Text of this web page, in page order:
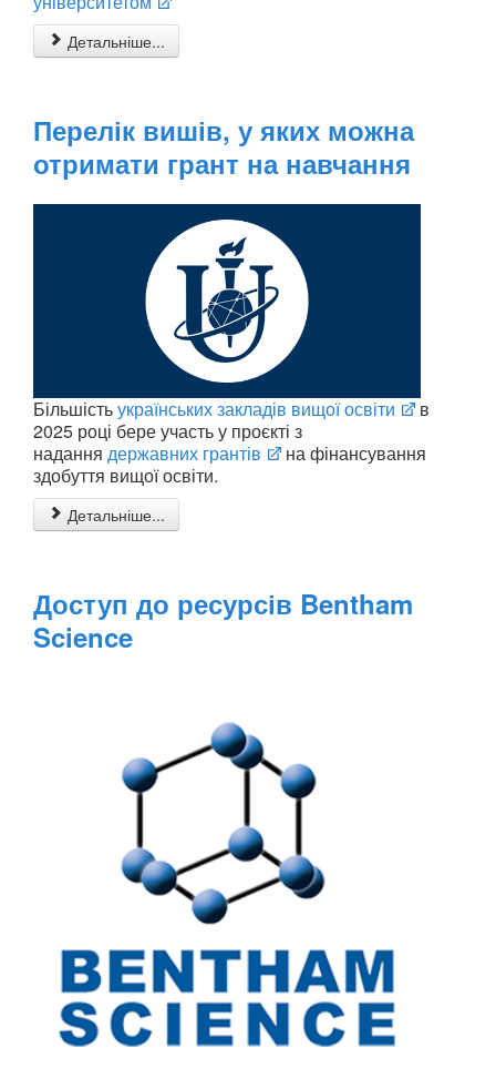
Детальніше...
Перелік вишів, у яких можна
отримати грант на навчання
Більшістьукраїнських закладів вищої освіти
в
2025 році бере участь у проєкті з
надання державних грантів
на фінансування
здобуття вищої освіти.
Детальніше...
Доступ до ресурсів Bentham
Science